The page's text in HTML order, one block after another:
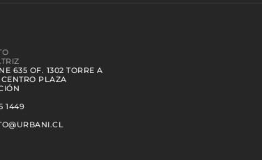
635 OF. 1302 TORRE A
PLAZA
1449